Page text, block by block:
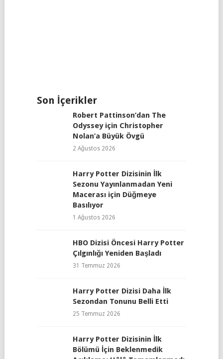
Son İçerikler
Robert Pattinson’dan The
Odyssey için Christopher
Nolan’a Büyük Övgü
2 Ağustos 2026
Harry Potter Dizisinin İlk
Sezonu Yayınlanmadan Yeni
Macerası için Düğmeye
Basılıyor
1 Ağustos 2026
HBO Dizisi Öncesi Harry Potter
Çılgınlığı Yeniden Başladı
31 Temmuz 2026
Harry Potter Dizisi Daha İlk
Sezondan Tonunu Belli Etti
25 Temmuz 2026
Harry Potter Dizisinin İlk
Bölümü İçin Beklenmedik